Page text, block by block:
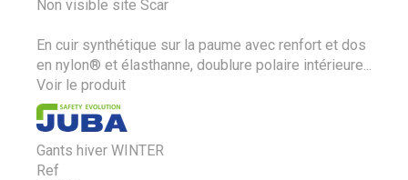
Non visible site Scar
En cuir synthétique sur la paume avec renfort et dos
en nylon® et élasthanne, doublure polaire intérieure...
Voir le produit
Gants hiver WINTER
Ref